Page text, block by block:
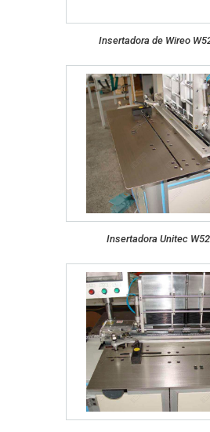
Insertadora de Wireo
Insertadora Unitec